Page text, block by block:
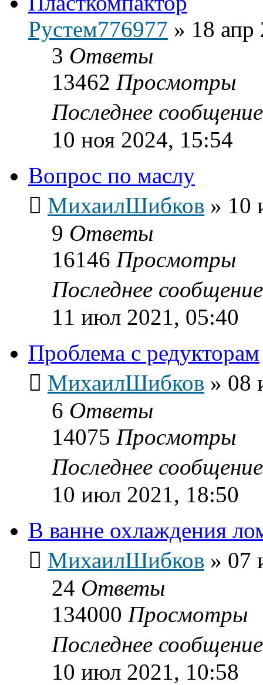
Рустем776977 » 18 апр
3 Ответы
13462 Просмотры
Последнее
10 ноя 2024, 15:54
Вопрос по маслу
МихаилШибков » 10
9 Ответы
16146 Просмотры
Последнее
11 июл 2021, 05:40
Проблема с редукторам
МихаилШибков » 08
6 Ответы
14075 Просмотры
Последнее
10 июл 2021, 18:50
В ванне охлаждения
МихаилШибков » 07
24 Ответы
134000 Просмотры
Последнее
10 июл 2021, 10:58